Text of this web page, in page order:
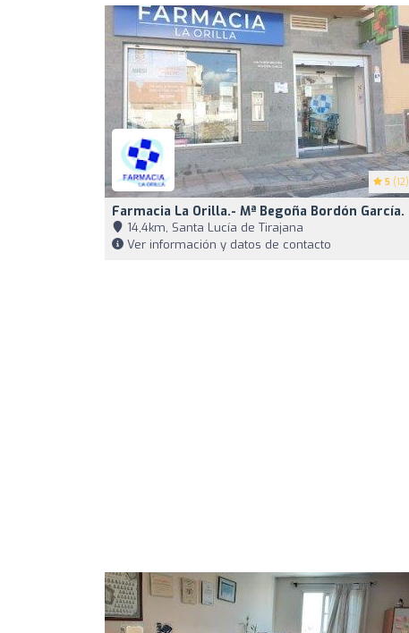
5 (12)
Farmacia La Orilla.- Mª Begoña Bordón García.
14,4km, Santa Lucía de Tirajana
Ver información y datos de contacto